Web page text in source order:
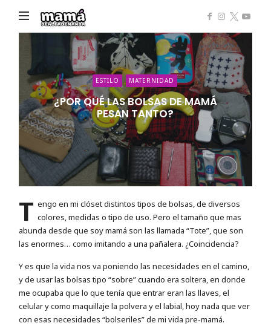
de
Alta
Demanda
ESTILO MATERNIDAD
¿POR QUÉ LAS BOLSAS DE MAMÁ
PESAN TANTO?
T engo en mi clóset distintos tipos de bolsas, de diversos
colores, medidas o tipo de uso. Pero el tamaño que mas
abunda desde que soy mamá son las llamada “Tote”, que son
las enormes… como imitando a una pañalera. ¿Coincidencia?
Y es que la vida nos va poniendo las necesidades en el camino,
y de usar las bolsas tipo “sobre” cuando era soltera, en donde
me ocupaba que lo que tenía que entrar eran las llaves, el
celular y como maquillaje la polvera y el labial, hoy nada que ver
con esas necesidades “bolseriles” de mi vida pre-mamá.